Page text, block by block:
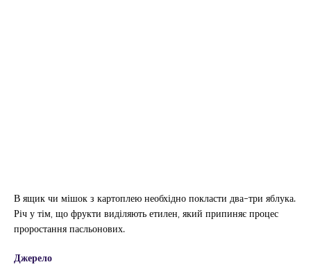
В ящик чи мішок з картоплею необхідно покласти два-три яблука.
Річ у тім, що фрукти виділяють етилен, який припиняє процес
проростання пасльонових.
Джерело